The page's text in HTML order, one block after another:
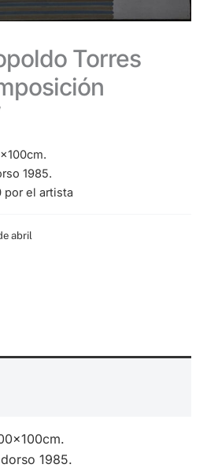
1985.
por el artista
abril
1985.